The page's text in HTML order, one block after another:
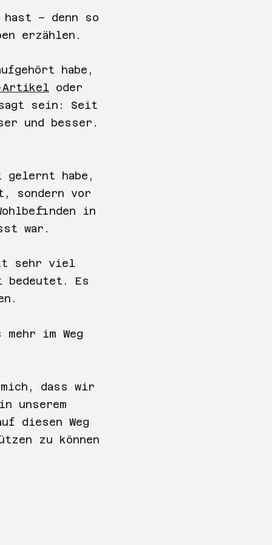
– denn so
erzählen.
habe,
Artikel oder
sein: Seit
und besser.
habe,
sondern vor
in
war.
sehr viel
bedeutet. Es
im Weg
dass wir
unserem
diesen Weg
zu können